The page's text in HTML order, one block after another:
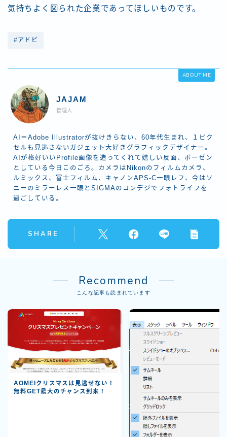
気持ちよく図られた企業であってほしいものです。
#アドビ
ABOUT ME
JAJAM
管理人
AI＝Adobe Illustratorが抜けきらない、60年代生まれ、１ピク
セルも見逃さないガジェット大好きグラフィックデザイナー。
AIが格好いいProfile画像を造ってくれて嬉しい反面、ボーゼン
としている今日このごろ。カメラはNikonのフィルムカメラ、
ルミックス、富士フィルム、キャノンAPS-C一眼レフ、今はソ
ニーのミラーレス一眼とSIGMAのコンデジでフォトライフを
過ごしている。
SHARE
Recommend
こんな記事も読まれています
AOMEIクリスマスは見逃せない！
無料GET最大のチャンス到来！